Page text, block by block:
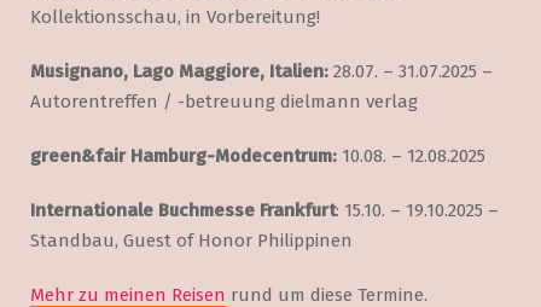
Kollektionsschau, in Vorbereitung!
Musignano, Lago Maggiore, Italien: 28.07. – 31.07.2025 –
Autorentreffen / -betreuung dielmann verlag
green&fair Hamburg-Modecentrum: 10.08. – 12.08.2025
Internationale Buchmesse Frankfurt: 15.10. – 19.10.2025 –
Standbau, Guest of Honor Philippinen
Mehr zu meinen Reisen rund um diese Termine.